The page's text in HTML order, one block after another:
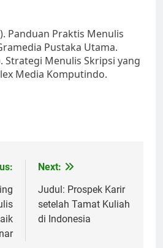
Panduan Praktis Menulis
Pustaka Utama.
Strategi Menulis Skripsi yang
Media Komputindo.
Next:
Judul: Prospek Karir
setelah Tamat Kuliah
di Indonesia